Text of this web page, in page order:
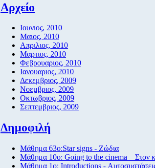
Αρχείο
Ιουνιος, 2010
Μαιος, 2010
Απριλιος, 2010
Μαρτιος, 2010
Φεβρουαριος, 2010
Ιανουαριος, 2010
Δεκεμβριος, 2009
Νοεμβριος, 2009
Οκτωβριος, 2009
Σεπτεμβριος, 2009
Δημοφιλή
Μάθημα 63ο:Star signs - Ζώδια
Μάθημα 10ο: Going to the cinema – Στον
Μάθημα 1ο: Introductions -